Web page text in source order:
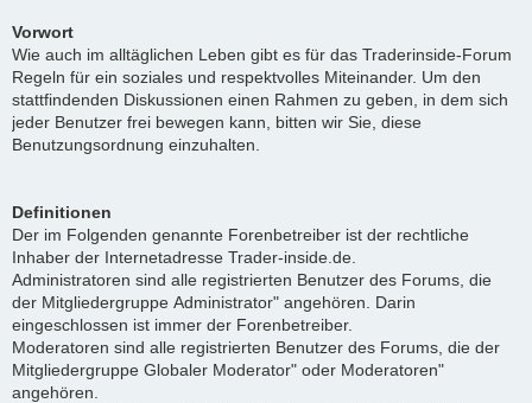
Vorwort
Wie auch im alltäglichen Leben gibt es für das Traderinside-Forum
Regeln für ein soziales und respektvolles Miteinander. Um den
stattfindenden Diskussionen einen Rahmen zu geben, in dem sich
jeder Benutzer frei bewegen kann, bitten wir Sie, diese
Benutzungsordnung einzuhalten.
Definitionen
Der im Folgenden genannte Forenbetreiber ist der rechtliche
Inhaber der Internetadresse Trader-inside.de.
Administratoren sind alle registrierten Benutzer des Forums, die
der Mitgliedergruppe Administrator" angehören. Darin
eingeschlossen ist immer der Forenbetreiber.
Moderatoren sind alle registrierten Benutzer des Forums, die der
Mitgliedergruppe Globaler Moderator" oder Moderatoren"
angehören.